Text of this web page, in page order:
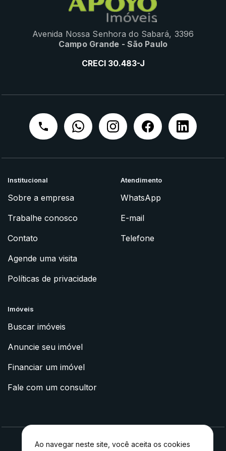
Avenida Nossa Senhora do Sabará, 3396
Campo Grande - São Paulo
CRECI 30.483-J
Institucional
Sobre a empresa
Trabalhe conosco
Contato
Agende uma visita
Políticas de privacidade
Atendimento
WhatsApp
E-mail
Telefone
Imóveis
Buscar imóveis
Anuncie seu imóvel
Financiar um imóvel
Fale com um consultor
Ao navegar neste site, você aceita os cookies